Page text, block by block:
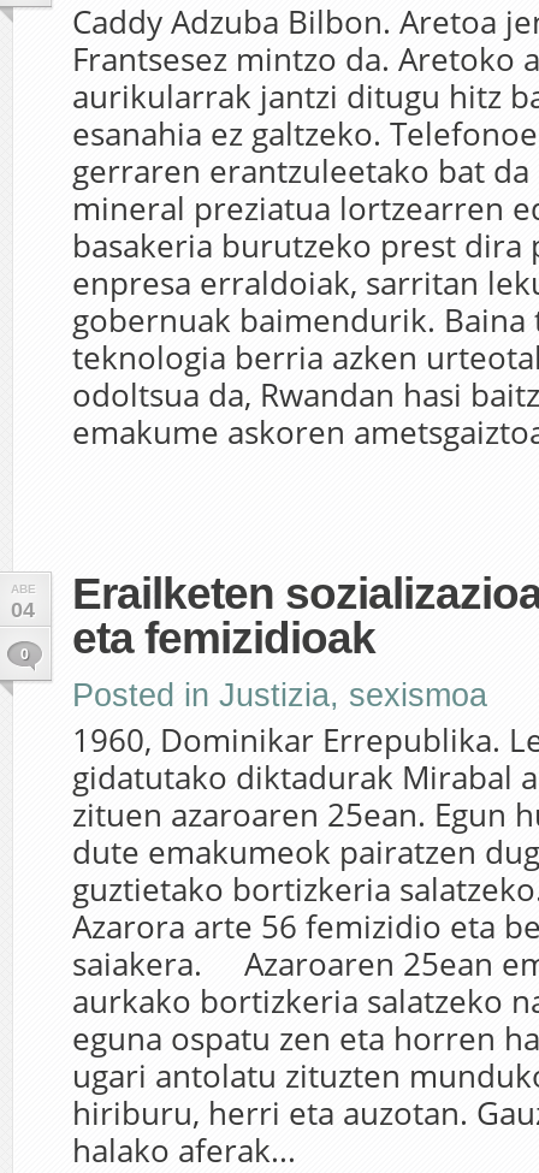
Caddy Adzuba Bilbon. Aretoa
Frantsesez mintzo da. Aretoko
aurikularrak jantzi ditugu hitz
esanahia ez galtzeko.
gerraren erantzuleetako bat
mineral preziatua lortzearren
basakeria burutzeko prest dira
enpresa erraldoiak, sarritan
gobernuak baimendurik.
teknologia berria azken
odoltsua da, Rwandan hasi
emakume askoren
ABE
04
0
Erailketen
eta femizidioak
Posted in Justizia, sexismoa
1960, Dominikar Errepublika.
gidatutako diktadurak Mirabal
zituen azaroaren 25ean. Egun
dute emakumeok pairatzen
guztietako bortizkeria
Azarora arte 56 femizidio eta
saiakera. Azaroaren 25ean
aurkako bortizkeria salatzeko
eguna ospatu zen eta horren
ugari antolatu zituzten
hiriburu, herri eta auzotan.
halako aferak...